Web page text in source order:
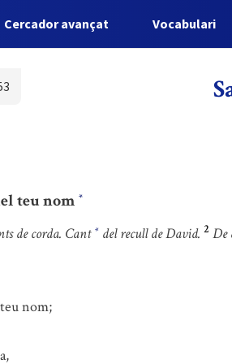
Cercador avançat Vocabulari
teu nom *
de corda. Cant * del recull de David. 2 De
nom;